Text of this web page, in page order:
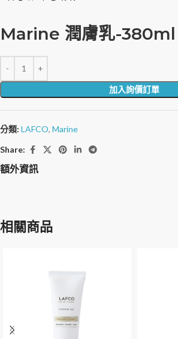
Marine 潤膚乳-380ml
加入詢價訂單
分類: LAFCO, Marine
Share:
額外資訊
相關商品